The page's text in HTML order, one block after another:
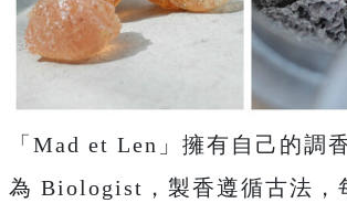
「Mad et Len」擁有自己的調
為 Biologist，製香遵循古法，